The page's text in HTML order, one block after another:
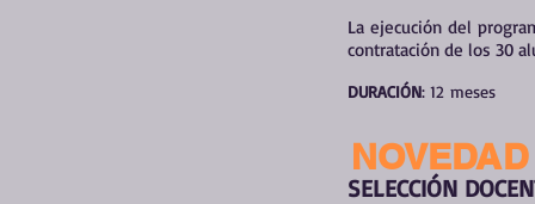
La ejecución del
contratación de los 30
DURACIÓN: 12
SELECCIÓN
NOVEDAD